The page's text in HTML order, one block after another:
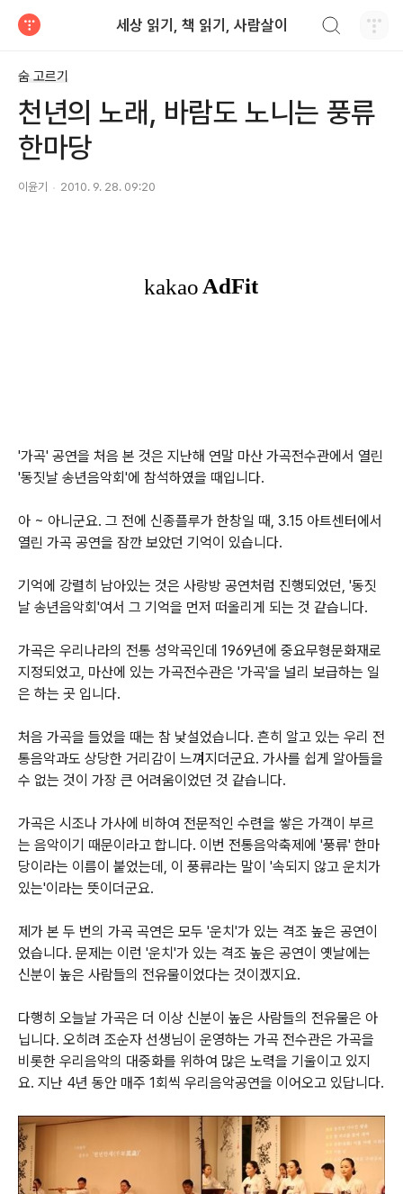
세상 읽기, 책 읽기, 사람살이
숨 고르기
천년의 노래, 바람도 노니는 풍류
한마당
이윤기 2010. 9. 28. 09:20
'가곡' 공연을 처음 본 것은 지난해 연말 마산 가곡전수관에서 열린
'동짓날 송년음악회'에 참석하였을 때입니 다.
아 ~ 아니군요. 그 전에 신종플루가 한창일 때, 3.15 아트센터에서
열린 가곡 공연을 잠깐 보았던 기억이 있습니다.
기억에 강렬히 남아있는 것은 사랑방 공연처럼 진행되었던, '동짓
날 송년음악회'여서 그 기억을 먼저 떠올리게 되는 것 같습니다.
가곡은 우리나라의 전통 성악곡인데 1969년에 중요무형문화재로
지정되었고, 마산에 있는 가곡전수관은 '가곡'을 널리 보급하는 일
은 하는 곳 입니다.
처음 가곡을 들었을 때는 참 낯설었습니다. 흔히 알고 있는 우리 전
통음악과도 상당한 거리감이 느껴지더군요. 가사를 쉽게 알아들을
수 없는 것이 가장 큰 어려움이었던 것 같습니다.
가곡은 시조나 가사에 비하여 전문적인 수련을 쌓은 가객이 부르
는 음악이기 때문이라고 합니다. 이번 전통음악축제에 '풍류' 한마
당이라는 이름이 붙었는데, 이 풍류라는 말이 '속되지 않고 운치가
있는'이라는 뜻이더군요.
제가 본 두 번의 가곡 곡연은 모두 '운치'가 있는 격조 높은 공연이
었습니다. 문제는 이런 '운치'가 있는 격조 높은 공연이 옛날에는
신분이 높은 사람들의 전유물이었다는 것이겠지요.
다행히 오늘날 가곡은 더 이상 신분이 높은 사람들의 전유물은 아
닙니다. 오히려 조순자 선생님이 운영하는 가곡 전수관은 가곡을
비롯한 우리음악의 대중화를 위하여 많은 노력을 기울이고 있지
요. 지난 4년 동안 매주 1회씩 우리음악공연을 이어오고 있답니다.